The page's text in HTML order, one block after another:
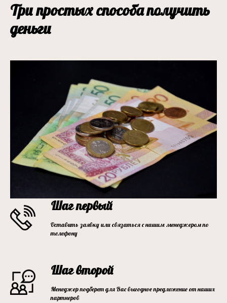
Три простых способа получить
деньги
Шаг первый
Оставить заявку или связаться с нашим менеджером по
телефону
Шаг второй
Менеджер подберет для Вас выгодное предложение от наших
партнеров